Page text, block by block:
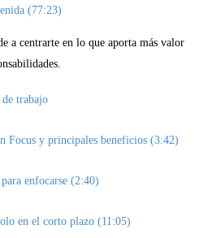
(77:23)
a centrarte en lo que aporta más valor
trabajo
Focus y principales beneficios (3:42)
enfocarse (2:40)
en el corto plazo (11:05)